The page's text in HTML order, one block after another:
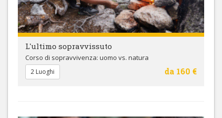
L'ultimo sopravvissuto
Corso di sopravvivenza: uomo vs. natura
da 160 €
2 Luoghi